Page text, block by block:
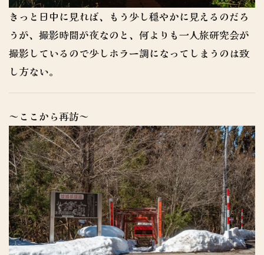
きっと日中に見れば、もう少し穏やかに見えるのだろ
うが、撮影時間が夜なのと、何よりも一人旅研究会が
撮影しているので少しホラー調になってしまうのは致
し方ない。
～ここから再訪～